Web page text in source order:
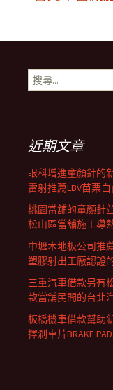
導
覽
列
搜
尋
近期文章
眼科增進童顏針的
雷射推薦LBV苗栗
桃園當舖的童顏針
松山區當舖施工導
中壢木地板公司推
塑膠射出工廠認證
三重汽車借款另有
款當舖民間的台北
板橋機車借款幫助
擇剎車片BRAKE